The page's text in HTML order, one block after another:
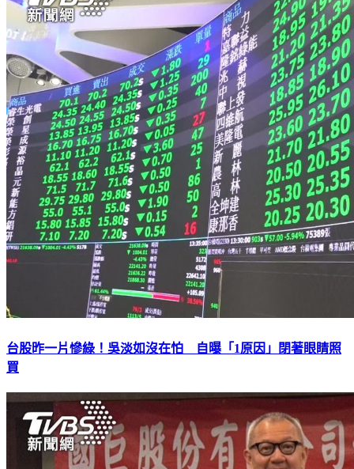
台股昨一片慘綠！吳淡如沒在怕 自曝「1原因」閉著眼睛照
買